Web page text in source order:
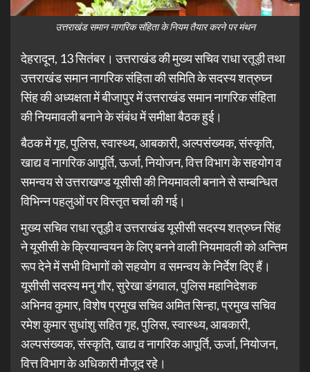
उत्तराखंड समान नागरिक संहिता के नियम तैयार करने पर मंथन
देहरादून, 13 सितंबर। उत्तराखंड की मुख्य सचिव राधा रतूड़ी तथा
उत्तराखंड समान नागरिक संहिता की समिति के सदस्य शत्रुघ्न
सिंह की अध्यक्षता में बीजापुर में उत्तराखंड समान नागरिक संहिता
की नियमावली बनाने के संबंध में समीक्षा बैठक हुई।
बैठक में गृह, पुलिस, स्वास्थ्य, आबकारी, अल्पसंख्यक, संस्कृति,
खाद्य व नागरिक आपूर्ति, ऊर्जा, नियोजन, वित्त विभाग के सहयोग व
समन्वय से उत्तराखण्ड यूसीसी की नियमावली बनाने से सम्बन्धित
विभिन्न पहलुओं पर विस्तृत चर्चा की गई।
मुख्य सचिव राधा रतू़ड़ी व उत्तराखंड यूसीसी सदस्य शत्रुघ्न सिंह
ने यूसीसी के क्रियान्वयन के लिए बनने वाली नियमावली को अन्तिम
रूप देने में सभी विभागों को सहयोग व समन्वय के निर्देश दिए हैं।
यूसीसी सदस्य मनु गौर, सुरेखा डंगवाल, पुलिस महानिदेशक
अभिनव कुमार, विशेष प्रमुख सचिव अमित सिन्हा, प्रमुख सचिव
रमेश कुमार सुधांशु सहित गृह, पुलिस, स्वास्थ्य, आबकारी,
अल्पसंख्यक, संस्कृति, खाद्य व नागरिक आपूर्ति, ऊर्जा, नियोजन,
वित्त विभाग के अधिकारी मौजूद रहे।